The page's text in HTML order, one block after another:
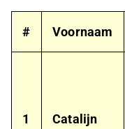
# Voornaam
1 Catalijn